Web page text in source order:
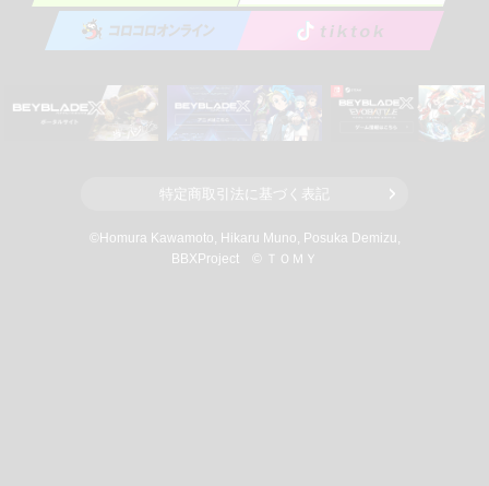
特定商取引法に基づく表記
©Homura Kawamoto, Hikaru Muno, Posuka Demizu,
BBXProject © ＴＯＭＹ